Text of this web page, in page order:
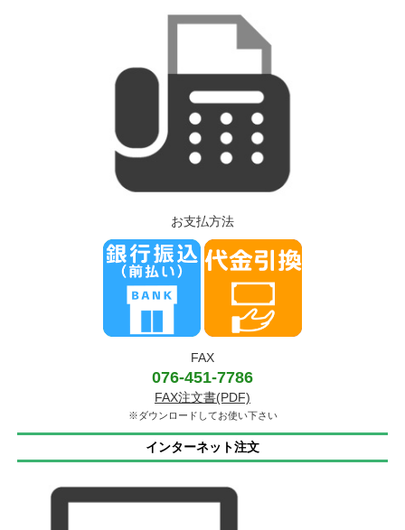
お支払方法
FAX
076-451-7786
FAX注文書(PDF)
※ダウンロードしてお使い下さい
インターネット注文